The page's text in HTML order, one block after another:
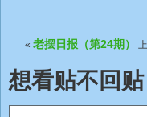
« 老摆日报（第24期）
想看贴不回